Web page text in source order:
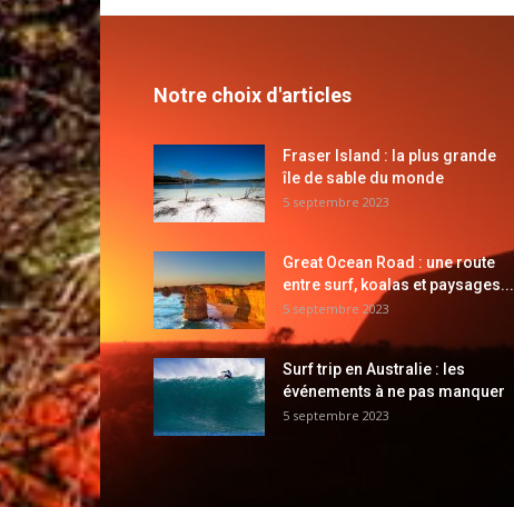
Notre choix d'articles
Fraser Island : la plus grande
île de sable du monde
5 septembre 2023
Great Ocean Road : une route
entre surf, koalas et paysages...
5 septembre 2023
Surf trip en Australie : les
événements à ne pas manquer
5 septembre 2023